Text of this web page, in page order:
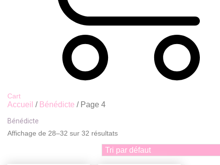
Cart
Accueil / Bénédicte / Page 4
Bénédicte
Affichage de 28–32 sur 32 résultats